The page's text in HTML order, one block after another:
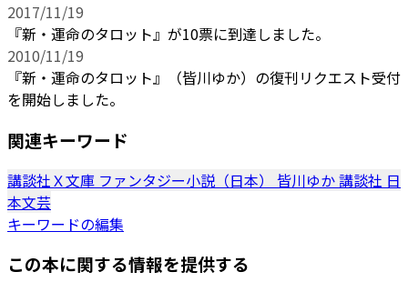
2017/11/19
『新・運命のタロット』が10票に到達しました。
2010/11/19
『新・運命のタロット』（皆川ゆか）の復刊リクエスト受付
を開始しました。
関連キーワード
講談社Ｘ文庫 ファンタジー小説（日本） 皆川ゆか講談社 日
本文芸
キーワードの編集
この本に関する情報を提供する